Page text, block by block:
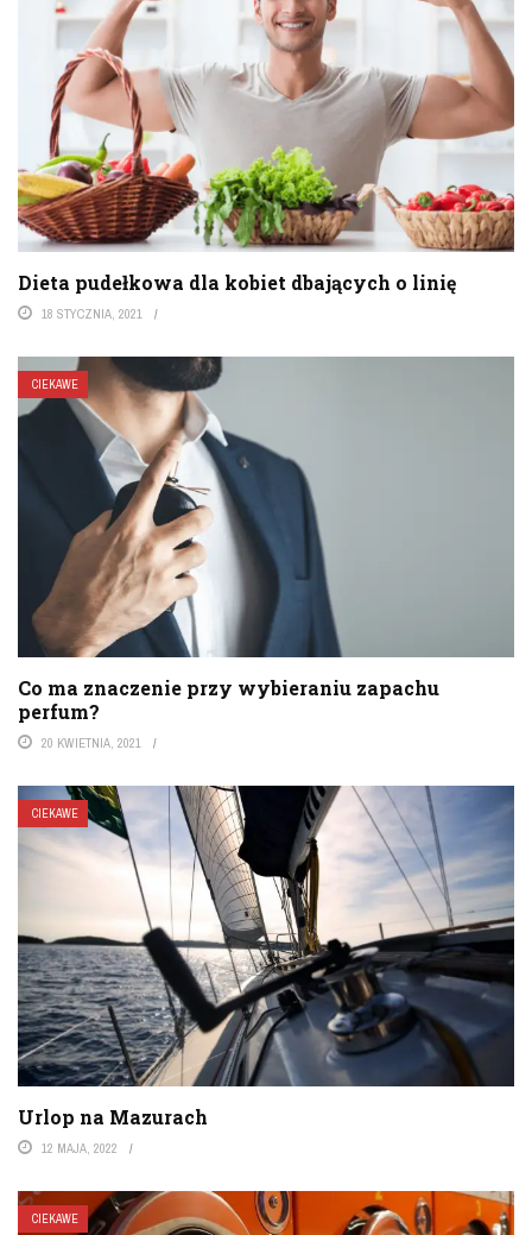
Dieta pudełkowa dla kobiet dbających o linię
18 STYCZNIA, 2021
CIEKAWE
Co ma znaczenie przy wybieraniu zapachu
perfum?
20 KWIETNIA, 2021
CIEKAWE
Urlop na Mazurach
12 MAJA, 2022
CIEKAWE